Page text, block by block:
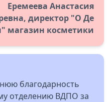
Еремеева Анастасия
директор "О Де
магазин косметики
благодарность
отделению ВДПО за